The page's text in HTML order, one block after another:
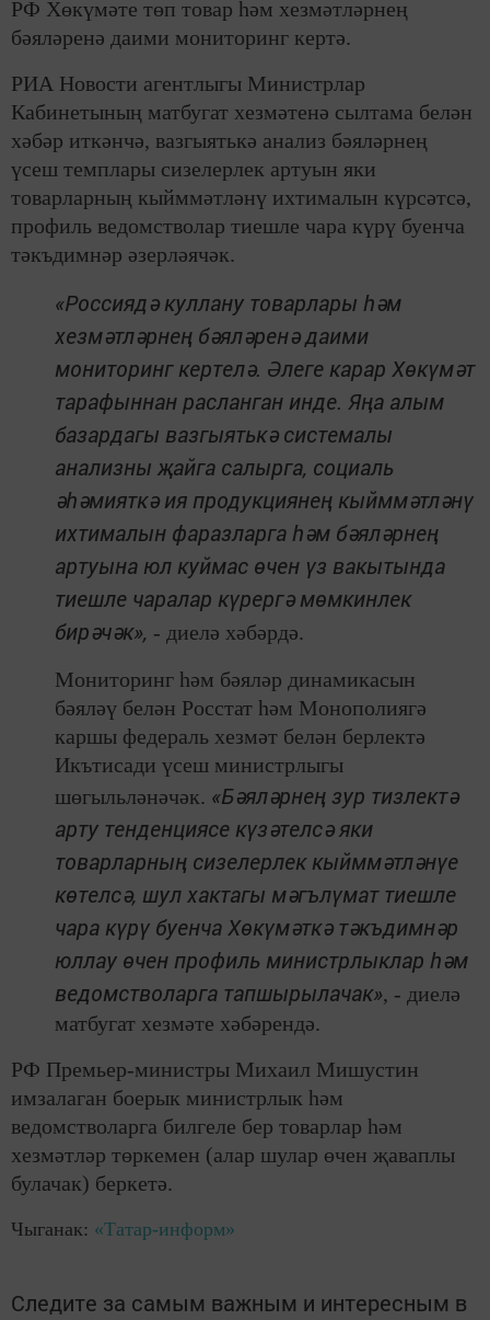
РФ Хөкүмәте төп товар һәм хезмәтләрнең
бәяләренә даими мониторинг кертә.
РИА Новости агентлыгы Министрлар
Кабинетының матбугат хезмәтенә сылтама белән
хәбәр иткәнчә, вазгыятькә анализ бәяләрнең
үсеш темплары сизелерлек артуын яки
товарларның кыйммәтләнү ихтималын күрсәтсә,
профиль ведомстволар тиешле чара күрү буенча
тәкъдимнәр әзерләячәк.
«Россиядә куллану товарлары һәм
хезмәтләрнең бәяләренә даими
мониторинг кертелә. Әлеге карар Хөкүмәт
тарафыннан расланган инде. Яңа алым
базардагы вазгыятькә системалы
анализны җайга салырга, социаль
әһәмияткә ия продукциянең кыйммәтләнү
ихтималын фаразларга һәм бәяләрнең
артуына юл куймас өчен үз вакытында
тиешле чаралар күрергә мөмкинлек
бирәчәк», - диелә хәбәрдә.
Мониторинг һәм бәяләр динамикасын
бәяләү белән Росстат һәм Монополиягә
каршы федераль хезмәт белән берлектә
Икътисади үсеш министрлыгы
шөгыльләнәчәк. «Бәяләрнең зур тизлектә
арту тенденциясе күзәтелсә яки
товарларның сизелерлек кыйммәтләнүе
көтелсә, шул хактагы мәгълүмат тиешле
чара күрү буенча Хөкүмәткә тәкъдимнәр
юллау өчен профиль министрлыклар һәм
ведомстволарга тапшырылачак», - диелә
матбугат хезмәте хәбәрендә.
РФ Премьер-министры Михаил Мишустин
имзалаган боерык министрлык һәм
ведомстволарга билгеле бер товарлар һәм
хезмәтләр төркемен (алар шулар өчен җаваплы
булачак) беркетә.
Чыганак: «Татар-информ»
Следите за самым важным и интересным в